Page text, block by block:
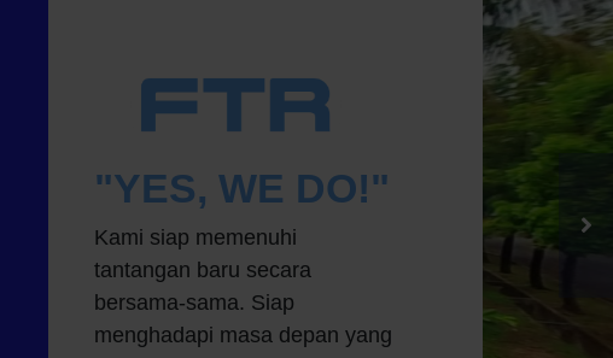
"YES, WE DO!"
Kami siap memenuhi
tantangan baru secara
bersama-sama. Siap
menghadapi masa depan yang